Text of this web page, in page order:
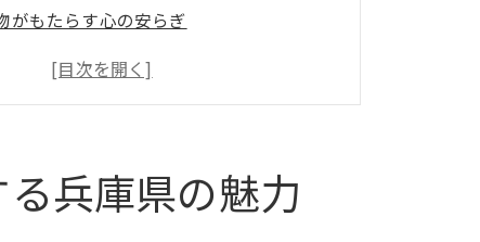
がもたらす心の安らぎ
生活に溶け込む観葉植物の魅力
観葉植物が引き立つ兵庫県の生活
兵庫県の魅力